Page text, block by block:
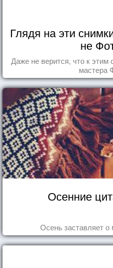
Глядя на эти
не
Даже не верится, что к этим
мастера
Осенние
Осень заставляет о